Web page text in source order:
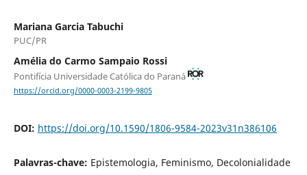
Mariana Garcia Tabuchi
PUC/PR
Amélia do Carmo Sampaio Rossi
Pontifícia Universidade Católica do Paraná
https://orcid.org/0000-0003-2199-9805
DOI: https://doi.org/10.1590/1806-9584-2023v31n386106
Palavras-chave: Epistemologia, Feminismo, Decolonialidade